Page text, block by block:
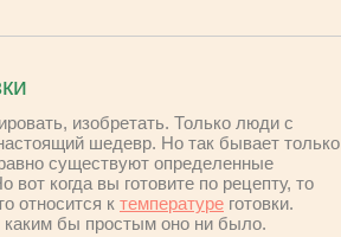
изобретать. Только люди с
шедевр. Но так бывает только
существуют определенные
когда вы готовите по рецепту, то
относится к температуре готовки.
бы простым оно ни было.